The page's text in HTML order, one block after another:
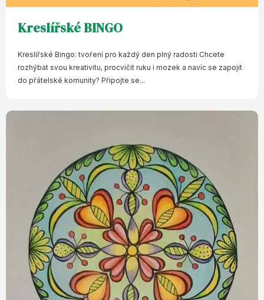
Kreslířské BINGO
Kreslířské Bingo: tvoření pro každý den plný radosti Chcete
rozhýbat svou kreativitu, procvičit ruku i mozek a navíc se zapojit
do přátelské komunity? Připojte se...